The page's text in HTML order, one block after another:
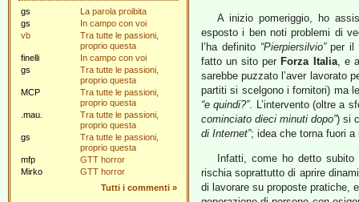
gs
La parola proibita
gs
In campo con voi
vb
Tra tutte le passioni,
proprio questa
finelli
In campo con voi
gs
Tra tutte le passioni,
proprio questa
MCP
Tra tutte le passioni,
proprio questa
.mau.
Tra tutte le passioni,
proprio questa
gs
Tra tutte le passioni,
proprio questa
mfp
GTT horror
Mirko
GTT horror
Tutti i commenti »
A inizio pomeriggio, ho
esposto i ben noti problemi di
l’ha definito “Pierpiersilvio”per il
fatto un sito per Forza Italia, e
sarebbe puzzato l’aver lavorato
partiti si scelgono i fornitori) ma
“e quindi?”. L’intervento (oltre a
cominciato dieci minuti dopo”) si
di Internet”; idea che torna fuori
Infatti, come ho detto
rischia soprattutto di aprire
di lavorare su proposte pratiche,